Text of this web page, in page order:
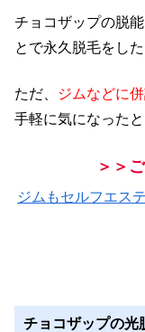
チョコザップの脱
とで永久脱毛をし
ただ、 ジムなどに
手軽に気になった
＞＞
ジムもセルフエス
チョコザップの光